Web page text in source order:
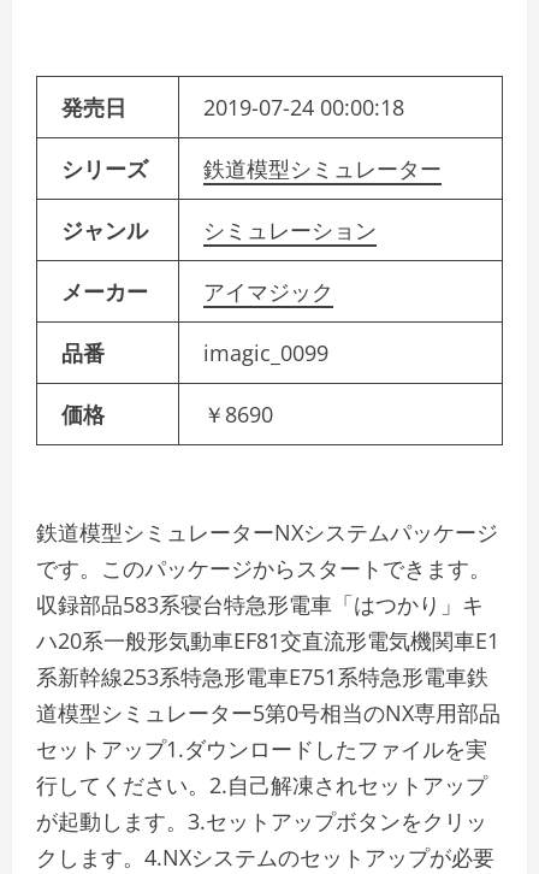
発売日 2019-07-24 00:00:18
シリーズ 鉄道模型シミュレーター
ジャンル シミュレーション
メーカー アイマジック
品番 imagic_0099
価格 ￥8690
鉄道模型シミュレーターNXシステムパッケージ
です。このパッケージからスタートできます。
収録部品583系寝台特急形電車「はつかり」キ
ハ20系一般形気動車EF81交直流形電気機関車E1
系新幹線253系特急形電車E751系特急形電車鉄
道模型シミュレーター5第0号相当のNX専用部品
セットアップ1.ダウンロードしたファイルを実
行してください。2.自己解凍されセットアップ
が起動します。3.セットアップボタンをクリッ
クします。4.NXシステムのセットアップが必要